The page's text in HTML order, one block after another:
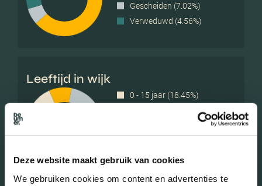
Deze website maakt gebruik van cookies
We gebruiken cookies om content en advertenties te
Gescheiden (7.02%)
Verweduwd (4.56%)
Leeftijd in wijk
0 - 15 jaar (18.45%)
25 - 45 jaar (23.20%)
65+ jaar (21.97%)